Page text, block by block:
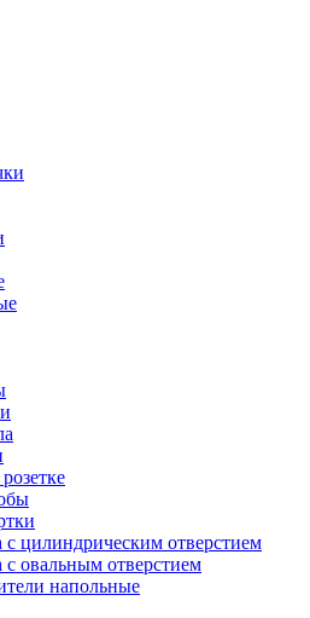
с цилиндрическим отверстием
с овальным отверстием
напольные